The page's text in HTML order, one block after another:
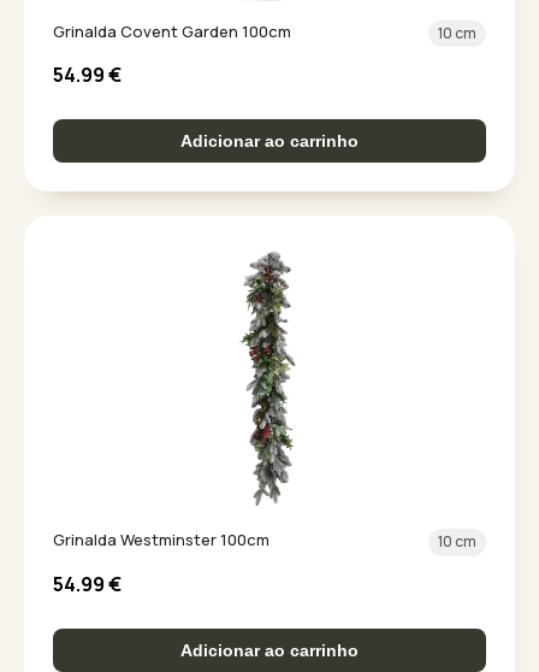
Grinalda Covent Garden 100cm 10 cm
54.99€
Adicionar ao carrinho
Grinalda Westminster 100cm 10 cm
54.99€
Adicionar ao carrinho